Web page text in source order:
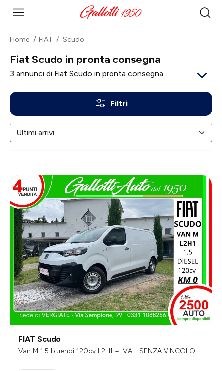
Home FIAT Scudo
Fiat Scudo in pronta consegna
3 annunci di Fiat Scudo in pronta consegna
Filtri
FIAT Scudo
Van M 1.5 bluehdi 120cv L2H1 + IVA - SENZA VINCOLO DI